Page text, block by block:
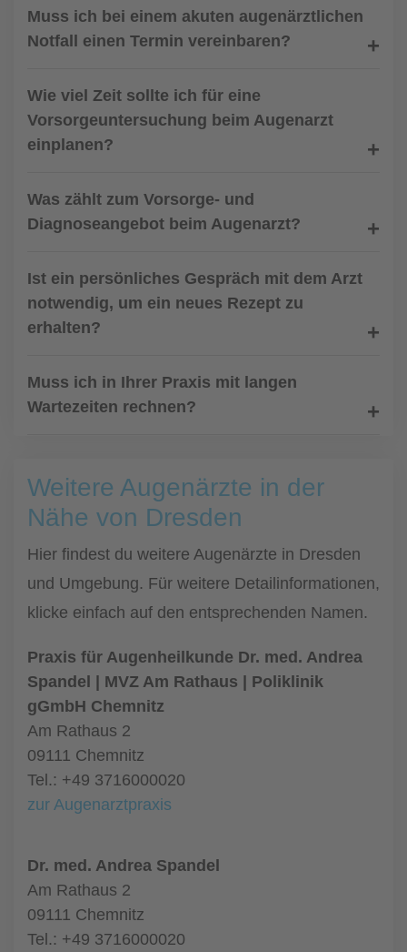
Muss ich bei einem akuten augenärztlichen
Notfall einen Termin vereinbaren?
Wie viel Zeit sollte ich für eine
Vorsorgeuntersuchung beim Augenarzt
einplanen?
Was zählt zum Vorsorge- und
Diagnoseangebot beim Augenarzt?
Ist ein persönliches Gespräch mit dem Arzt
notwendig, um ein neues Rezept zu
erhalten?
Muss ich in Ihrer Praxis mit langen
Wartezeiten rechnen?
Weitere Augenärzte in der
Nähe von Dresden
Hier findest du weitere Augenärzte in Dresden
und Umgebung. Für weitere Detailinformationen,
klicke einfach auf den entsprechenden Namen.
Praxis für Augenheilkunde Dr. med. Andrea
Spandel | MVZ Am Rathaus | Poliklinik
gGmbH Chemnitz
Am Rathaus 2
09111 Chemnitz
Tel.: +49 3716000020
zur Augenarztpraxis
Dr. med. Andrea Spandel
Am Rathaus 2
09111 Chemnitz
Tel.: +49 3716000020